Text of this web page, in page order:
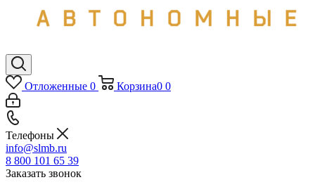
Отложенные 0 Корзина0 0
Телефоны
info@slmb.ru
8 800 101 65 39
Заказать звонок